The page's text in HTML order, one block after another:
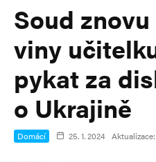
Soud
viny
pykat za
o Ukrajině
Domácí 25. 1. 2024 Aktualizace: